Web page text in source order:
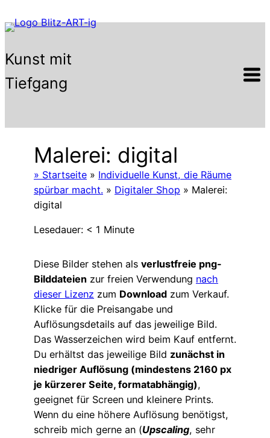
Inhalt
Kunst mit
Tiefgang
Malerei: digital
» Startseite » Individuelle Kunst, die Räume
spürbar macht. » Digitaler Shop » Malerei:
digital
Lesedauer: < 1 Minute
Diese Bilder stehen als verlustfreie png-
Bilddateien zur freien Verwendung nach
dieser Lizenz zum Download zum Verkauf.
Klicke für die Preisangabe und
Auflösungsdetails auf das jeweilige Bild.
Das Wasserzeichen wird beim Kauf entfernt.
Du erhältst das jeweilige Bild zunächst in
niedriger Auflösung (mindestens 2160 px
je kürzerer Seite, formatabhängig),
geeignet für Screen und kleinere Prints.
Wenn du eine höhere Auflösung benötigst,
schreib mich gerne an (Upscaling, sehr